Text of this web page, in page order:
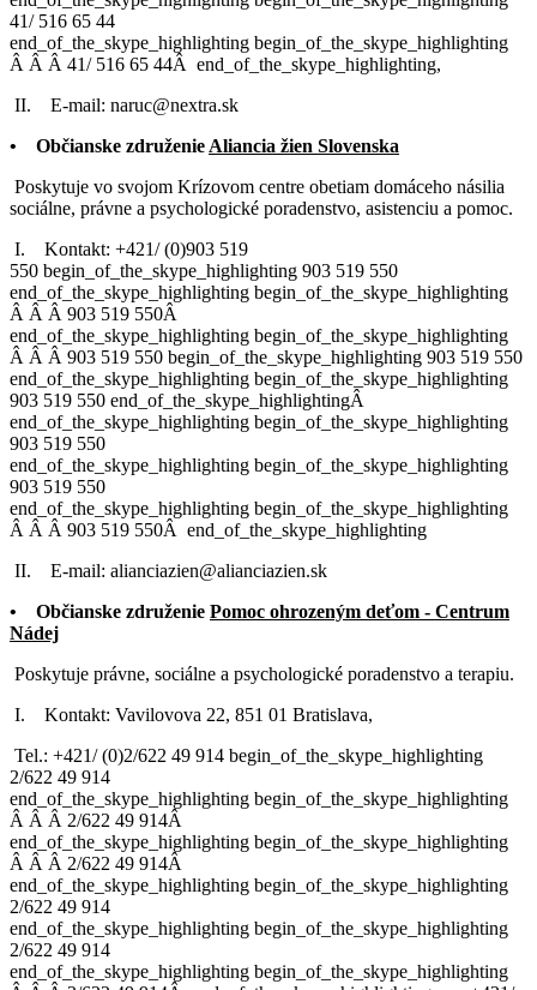
41/ 516 65 44
end_of_the_skype_highlighting begin_of_the_skype_highlighting
Â Â Â 41/ 516 65 44Â end_of_the_skype_highlighting,
II. E-mail: naruc@nextra.sk
• Občianske združenie Aliancia žien Slovenska
Poskytuje vo svojom Krízovom centre obetiam domáceho násilia
sociálne, právne a psychologické poradenstvo, asistenciu a pomoc.
I. Kontakt: +421/ (0)903 519
550 begin_of_the_skype_highlighting 903 519 550
end_of_the_skype_highlighting begin_of_the_skype_highlighting
Â Â Â 903 519 550Â
end_of_the_skype_highlighting begin_of_the_skype_highlighting
Â Â Â 903 519 550 begin_of_the_skype_highlighting 903 519 550
end_of_the_skype_highlighting begin_of_the_skype_highlighting
903 519 550 end_of_the_skype_highlightingÂ
end_of_the_skype_highlighting begin_of_the_skype_highlighting
903 519 550
end_of_the_skype_highlighting begin_of_the_skype_highlighting
903 519 550
end_of_the_skype_highlighting begin_of_the_skype_highlighting
Â Â Â 903 519 550Â end_of_the_skype_highlighting
II. E-mail: alianciazien@alianciazien.sk
• Občianske združenie Pomoc ohrozeným deťom - Centrum
Nádej
Poskytuje právne, sociálne a psychologické poradenstvo a terapiu.
I. Kontakt: Vavilovova 22, 851 01 Bratislava,
Tel.: +421/ (0)2/622 49 914 begin_of_the_skype_highlighting
2/622 49 914
end_of_the_skype_highlighting begin_of_the_skype_highlighting
Â Â Â 2/622 49 914Â
end_of_the_skype_highlighting begin_of_the_skype_highlighting
Â Â Â 2/622 49 914Â
end_of_the_skype_highlighting begin_of_the_skype_highlighting
2/622 49 914
end_of_the_skype_highlighting begin_of_the_skype_highlighting
2/622 49 914
end_of_the_skype_highlighting begin_of_the_skype_highlighting